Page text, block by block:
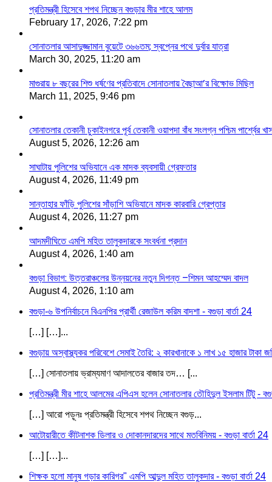
প্রতিমন্ত্রী হিসেবে শপথ নিচ্ছেন বগুড়ার মীর শাহে আলম
February 17, 2026, 7:22 pm
সোনাতলার আসাদুজ্জামান বুয়েটে ৩৬৬তম; স্বপ্নের পথে দুর্বার যাত্রা
March 30, 2025, 11:20 am
মাগুরায় ৮ বছরের শিশু ধর্ষণের প্রতিবাদে সোনাতলায় বৈছাআ’র বিক্ষোভ মিছিল
March 11, 2025, 9:46 pm
সোনাতলার তেকানী চুকাইনগরে পূর্ব তেকানী ওয়াপদা বাঁধ সংলগ্ন পশ্চিম পার্শ্বের
August 5, 2026, 12:26 am
সাঘাটায় পুলিশের অভিযানে এক মাদক ব্যবসায়ী গ্রেফতার
August 4, 2026, 11:49 pm
সান্তাহার ফাঁড়ি পুলিশের সাঁড়াশি অভিযানে মাদক কারবারি গ্রেপ্তার
August 4, 2026, 11:27 pm
আদমদীঘিতে এমপি মহিত তালুকদারকে সংবর্ধনা প্রদান
August 4, 2026, 1:40 am
বগুড়া বিভাগ: উত্তরাঞ্চলের উন্নয়নের নতুন দিগন্ত –শিমন আহম্মেদ বাদল
August 4, 2026, 1:10 am
বগুড়া-৬ উপনির্বাচনে বিএনপির প্রার্থী রেজাউল করিম বাদশা - বগুড়া বার্তা 24
[…] […]...
বগুড়ায় অস্বাস্থ্যকর পরিবেশে সেমাই তৈরি: ২ কারখানাকে ১ লাখ ১৫ হাজার টাকা
[…] সোনাতলায় ভ্রাম্যমাণ আদালতের বাজার তদ… [...
প্রতিমন্ত্রী মীর শাহে আলমের এপিএস হলেন সোনাতলার তৌহিদুল ইসলাম টিটু -
[…] আরো পড়ূনঃ প্রতিমন্ত্রী হিসেবে শপথ নিচ্ছেন বগুড়...
আটোয়ারীতে কীটনাশক ডিলার ও দোকানদারদের সাথে মতবিনিময় - বগুড়া বার্তা 24
[…] […]...
শিক্ষক হলো মানুষ গড়ার কারিগর" এমপি আব্দুল মহিত তালুকদার - বগুড়া বার্তা 24